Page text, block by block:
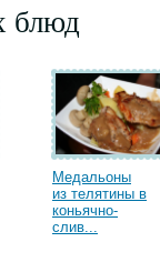
блюд
Медальоны
из телятины в
коньячно-
слив...